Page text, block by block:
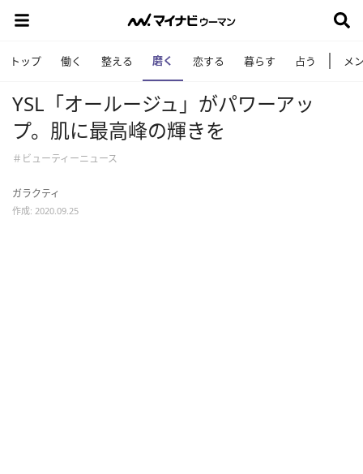
トップ 働く 整える 磨く 恋する 暮らす 占う メ
YSL「オールージュ」がパワーアッ
プ。肌に最高峰の輝きを
＃ビューティーニュース
ガラクティ
作成: 2020.09.25